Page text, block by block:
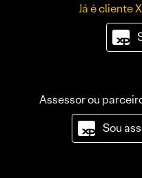
Já é cliente
Assessor ou
Sou